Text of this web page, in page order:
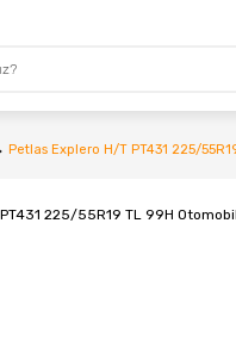
Petlas Explero H/T PT431 225/